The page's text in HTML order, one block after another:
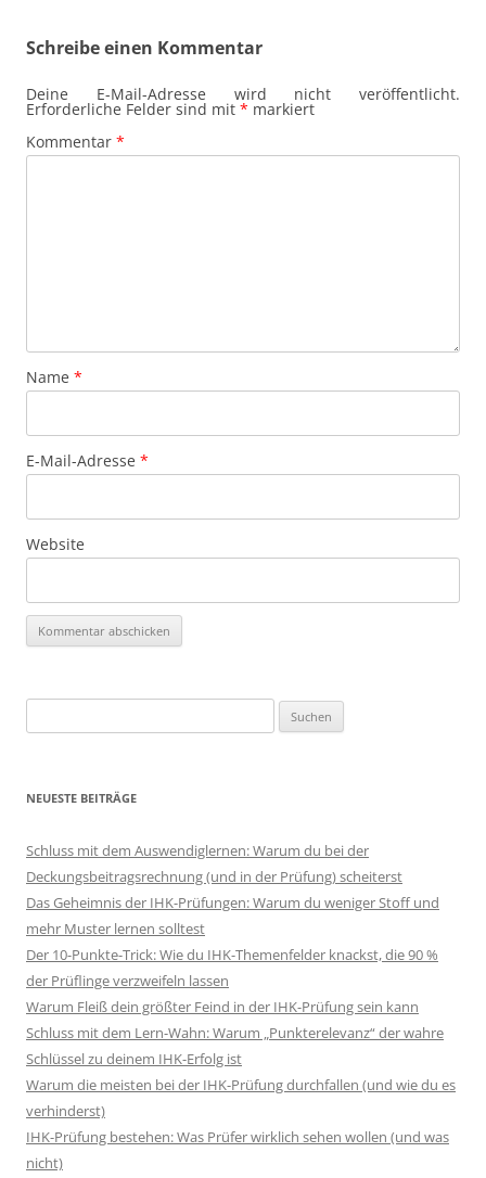
Schreibe einen Kommentar
Deine E-Mail-Adresse wird nicht veröffentlicht.
Erforderliche Felder sind mit * markiert
Kommentar *
Name *
E-Mail-Adresse *
Website
nach:
NEUESTE BEITRÄGE
Schluss mit dem Auswendiglernen: Warum du bei der
Deckungsbeitragsrechnung (und in der Prüfung) scheiterst
Das Geheimnis der IHK-Prüfungen: Warum du weniger Stoff und
mehr Muster lernen solltest
Der 10-Punkte-Trick: Wie du IHK-Themenfelder knackst, die 90 %
der Prüflinge verzweifeln lassen
Warum Fleiß dein größter Feind in der IHK-Prüfung sein kann
Schluss mit dem Lern-Wahn: Warum „Punkterelevanz“ der wahre
Schlüssel zu deinem IHK-Erfolg ist
Warum die meisten bei der IHK-Prüfung durchfallen (und wie du es
verhinderst)
IHK-Prüfung bestehen: Was Prüfer wirklich sehen wollen (und was
nicht)